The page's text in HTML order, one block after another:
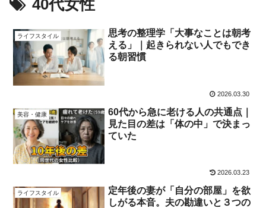
40代女性
ライフスタイル
思考の整理学「大事なことは朝考
える」｜起きられない人でもでき
る朝習慣
2026.03.30
美容・健康
60代から急に老ける人の共通点｜
見た目の差は「体の中」で決まっ
ていた
2026.03.23
ライフスタイル
定年後の妻が「自分の部屋」を欲
しがる本音。夫の勘違いと３つの